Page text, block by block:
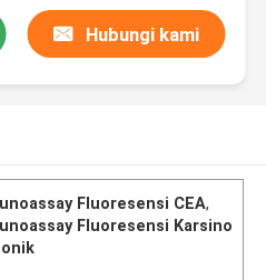
Hubungi kami
Fluoresensi CEA,
Fluoresensi Karsino